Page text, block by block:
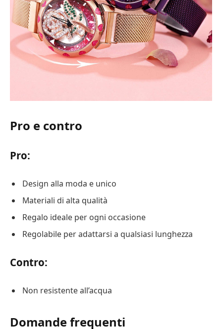
Pro e contro
Pro:
Design alla moda e unico
Materiali di alta qualità
Regalo ideale per ogni occasione
Regolabile per adattarsi a qualsiasi lunghezza
Contro:
Non resistente all’acqua
Domande frequenti